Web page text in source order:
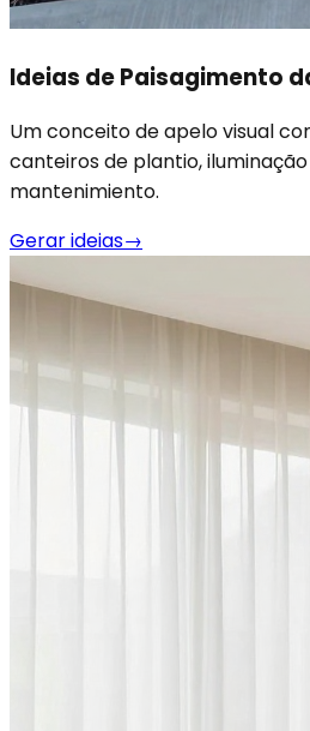
Ideias de Paisagimento
Um conceito de apelo visual
canteiros de plantio,
mantenimiento.
Gerar ideias→